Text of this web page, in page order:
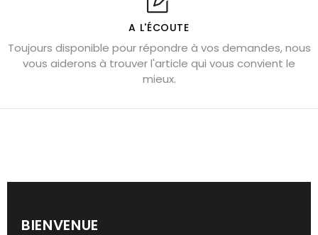
Bagues en labradorite argent 925
Lapis lazuli : propriétés et précautions
Citrine : propriétés magiques
Aigue-marine : propriétés et couleurs
Pierres pour attirer l’amour
Bracelets anti-stress en pierre
A L'ÉCOUTE
Toujours disponible pour répondre à vos demandes, nous
vous aiderons à trouver l'article qui vous convient le
mieux.
BIENVENUE